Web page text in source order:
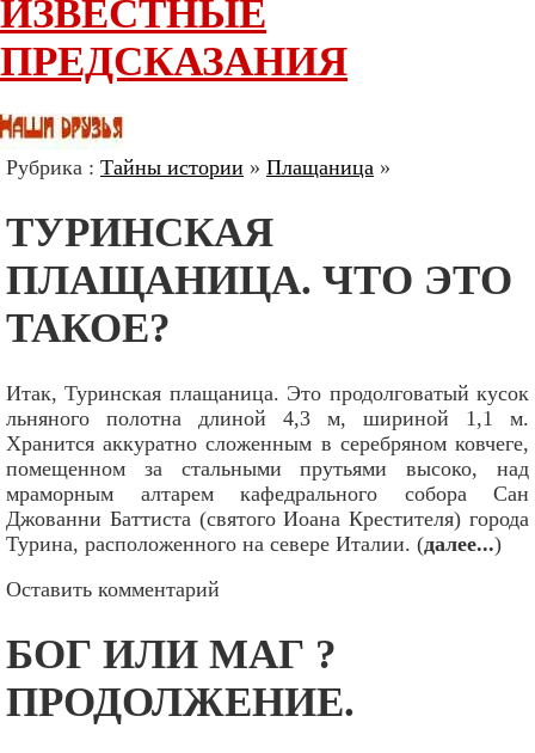
ИЗВЕСТНЫЕ
ПРЕДСКАЗАНИЯ
Рубрика : Тайны истории » Плащаница »
ТУРИНСКАЯ
ПЛАЩАНИЦА. ЧТО ЭТО
ТАКОЕ?
Итак, Туринская плащаница. Это продолговатый кусок
льняного полотна длиной 4,3 м, шириной 1,1 м.
Хранится аккуратно сложенным в серебряном ковчеге,
помещенном за стальными прутьями высоко, над
мраморным алтарем кафедрального собора Сан
Джованни Баттиста (святого Иоана Крестителя) города
Турина, расположенного на севере Италии. (далее...)
Оставить комментарий
БОГ ИЛИ МАГ ?
ПРОДОЛЖЕНИЕ.